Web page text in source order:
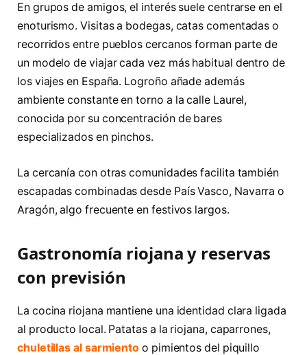
En grupos de amigos, el interés suele centrarse en el
enoturismo. Visitas a bodegas, catas comentadas o
recorridos entre pueblos cercanos forman parte de
un modelo de viajar cada vez más habitual dentro de
los viajes en España. Logroño añade además
ambiente constante en torno a la calle Laurel,
conocida por su concentración de bares
especializados en pinchos.
La cercanía con otras comunidades facilita también
escapadas combinadas desde País Vasco, Navarra o
Aragón, algo frecuente en festivos largos.
Gastronomía riojana y reservas
con previsión
La cocina riojana mantiene una identidad clara ligada
al producto local. Patatas a la riojana, caparrones,
chuletillas al sarmiento o pimientos del piquillo